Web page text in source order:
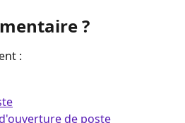
?
:
de poste